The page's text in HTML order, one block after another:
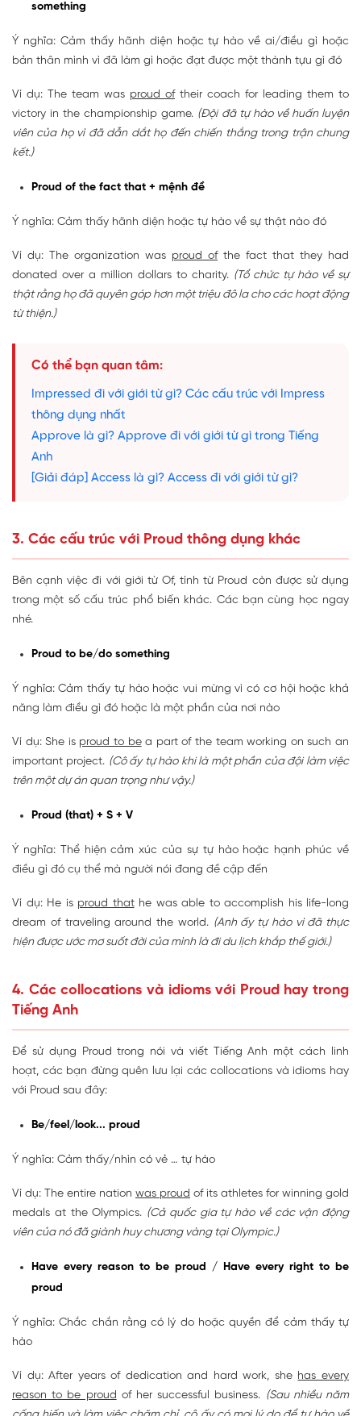
something
Ý nghĩa: Cảm thấy hãnh diện hoặc tự hào về ai/điều gì hoặc
bản thân mình vì đã làm gì hoặc đạt được một thành tựu gì đó
Ví dụ: The team was proud oftheir coach for leading them to
victory in the championship game. (Đội đã tự hào về huấn luyện
viên của họ vì đã dẫn dắt họ đến chiến thắng trong trận chung
kết.)
Proud of the fact that + mệnh đề
Ý nghĩa: Cảm thấy hãnh diện hoặc tự hào về sự thật nào đó
Ví dụ: The organization was proud ofthe fact that they had
donated over a million dollars to charity. (Tổ chức tự hào về sự
thật rằng họ đã quyên góp hơn một triệu đô la cho các hoạt động
từ thiện.)
Có thể bạn quan tâm:
Impressed đi với giới từ gì? Các cấu trúc với Impress
thông dụng nhất
Approve là gì? Approve đi với giới từ gì trong Tiếng
Anh
[Giải đáp] Access là gì? Access đi với giới từ gì?
3. Các cấu trúc với Proud thông dụng khác
Bên cạnh việc đi với giới từ Of, tính từ Proud còn được sử dụng
trong một số cấu trúc phổ biến khác. Các bạn cùng học ngay
nhé.
Proud to be/do something
Ý nghĩa: Cảm thấy tự hào hoặc vui mừng vì có cơ hội hoặc khả
năng làm điều gì đó hoặc là một phần của nơi nào
Ví dụ: She is proud to bea part of the team working on such an
important project. (Cô ấy tự hào khi là một phần của đội làm việc
trên một dự án quan trọng như vậy.)
Proud (that) + S + V
Ý nghĩa: Thể hiện cảm xúc của sự tự hào hoặc hạnh phúc về
điều gì đó cụ thể mà người nói đang đề cập đến
Ví dụ: He is proud thathe was able to accomplish his life-long
dream of traveling around the world. (Anh ấy tự hào vì đã thực
hiện được ước mơ suốt đời của mình là đi du lịch khắp thế giới.)
4. Các collocations và idioms với Proud hay trong
Tiếng Anh
Để sử dụng Proud trong nói và viết Tiếng Anh một cách linh
hoạt, các bạn đừng quên lưu lại các collocations và idioms hay
với Proud sau đây:
Be/feel/look... proud
Ý nghĩa: Cảm thấy/nhìn có vẻ … tự hào
Ví dụ: The entire nation was proud of its athletes for winning gold
medals at the Olympics. (Cả quốc gia tự hào về các vận động
viên của nó đã giành huy chương vàng tại Olympic.)
Have every reason to be proud / Have every right to be
proud
Ý nghĩa: Chắc chắn rằng có lý do hoặc quyền để cảm thấy tự
hào
Ví dụ: After years of dedication and hard work, she has every
reason to be proud of her successful business. (Sau nhiều năm